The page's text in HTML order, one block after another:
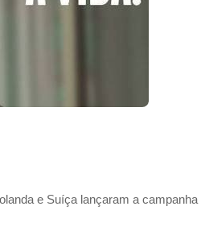
e Suíça lançaram a